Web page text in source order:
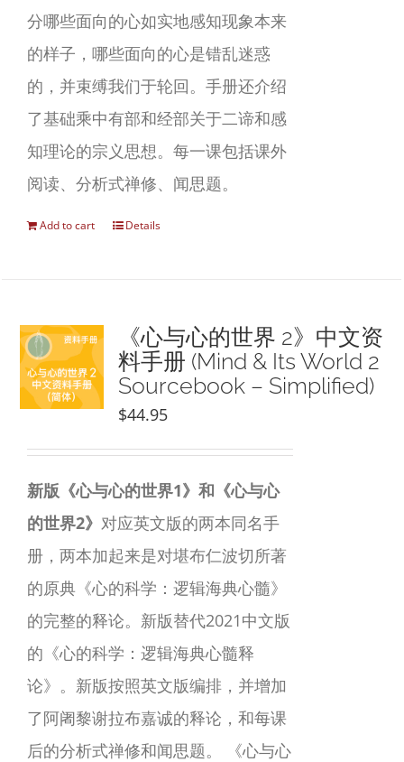
分哪些面向的心如实地感知现象本来
的样子，哪些面向的心是错乱迷惑
的，并束缚我们于轮回。手册还介绍
了基础乘中有部和经部关于二谛和感
知理论的宗义思想。每一课包括课外
阅读、分析式禅修、闻思题。
Add to cart Details
《心与心的世界 2》中文资
料手册 (Mind & Its World 2
Sourcebook – Simplified)
$44.95
新版《心与心的世界1》和《心与心
的世界2》对应英文版的两本同名手
册，两本加起来是对堪布仁波切所著
的原典《心的科学：逻辑海典心髓》
的完整的释论。新版替代2021中文版
的《心的科学：逻辑海典心髓释
论》。新版按照英文版编排，并增加
了阿阇黎谢拉布嘉诚的释论，和每课
后的分析式禅修和闻思题。 《心与心